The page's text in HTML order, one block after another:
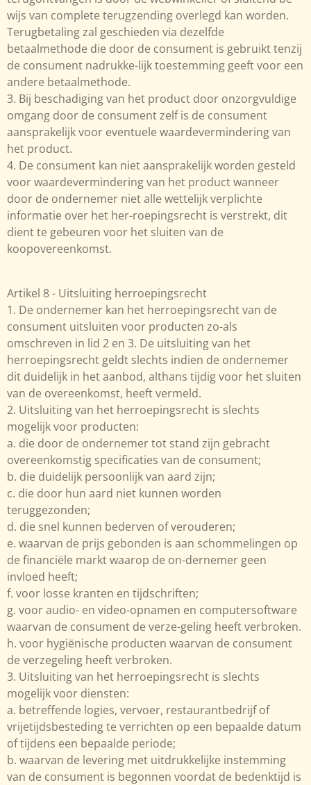
wijs van complete terugzending overlegd kan worden.
Terugbetaling zal geschieden via dezelfde
betaalmethode die door de consument is gebruikt tenzij
de consument nadrukke-lijk toestemming geeft voor een
andere betaalmethode.
3. Bij beschadiging van het product door onzorgvuldige
omgang door de consument zelf is de consument
aansprakelijk voor eventuele waardevermindering van
het product.
4. De consument kan niet aansprakelijk worden gesteld
voor waardevermindering van het product wanneer
door de ondernemer niet alle wettelijk verplichte
informatie over het her-roepingsrecht is verstrekt, dit
dient te gebeuren voor het sluiten van de
koopovereenkomst.
Artikel 8 - Uitsluiting herroepingsrecht
1. De ondernemer kan het herroepingsrecht van de
consument uitsluiten voor producten zo-als
omschreven in lid 2 en 3. De uitsluiting van het
herroepingsrecht geldt slechts indien de ondernemer
dit duidelijk in het aanbod, althans tijdig voor het sluiten
van de overeenkomst, heeft vermeld.
2. Uitsluiting van het herroepingsrecht is slechts
mogelijk voor producten:
a. die door de ondernemer tot stand zijn gebracht
overeenkomstig specificaties van de consument;
b. die duidelijk persoonlijk van aard zijn;
c. die door hun aard niet kunnen worden
teruggezonden;
d. die snel kunnen bederven of verouderen;
e. waarvan de prijs gebonden is aan schommelingen op
de financiële markt waarop de on-dernemer geen
invloed heeft;
f. voor losse kranten en tijdschriften;
g. voor audio- en video-opnamen en computersoftware
waarvan de consument de verze-geling heeft verbroken.
h. voor hygiënische producten waarvan de consument
de verzegeling heeft verbroken.
3. Uitsluiting van het herroepingsrecht is slechts
mogelijk voor diensten:
a. betreffende logies, vervoer, restaurantbedrijf of
vrijetijdsbesteding te verrichten op een bepaalde datum
of tijdens een bepaalde periode;
b. waarvan de levering met uitdrukkelijke instemming
van de consument is begonnen voordat de bedenktijd is